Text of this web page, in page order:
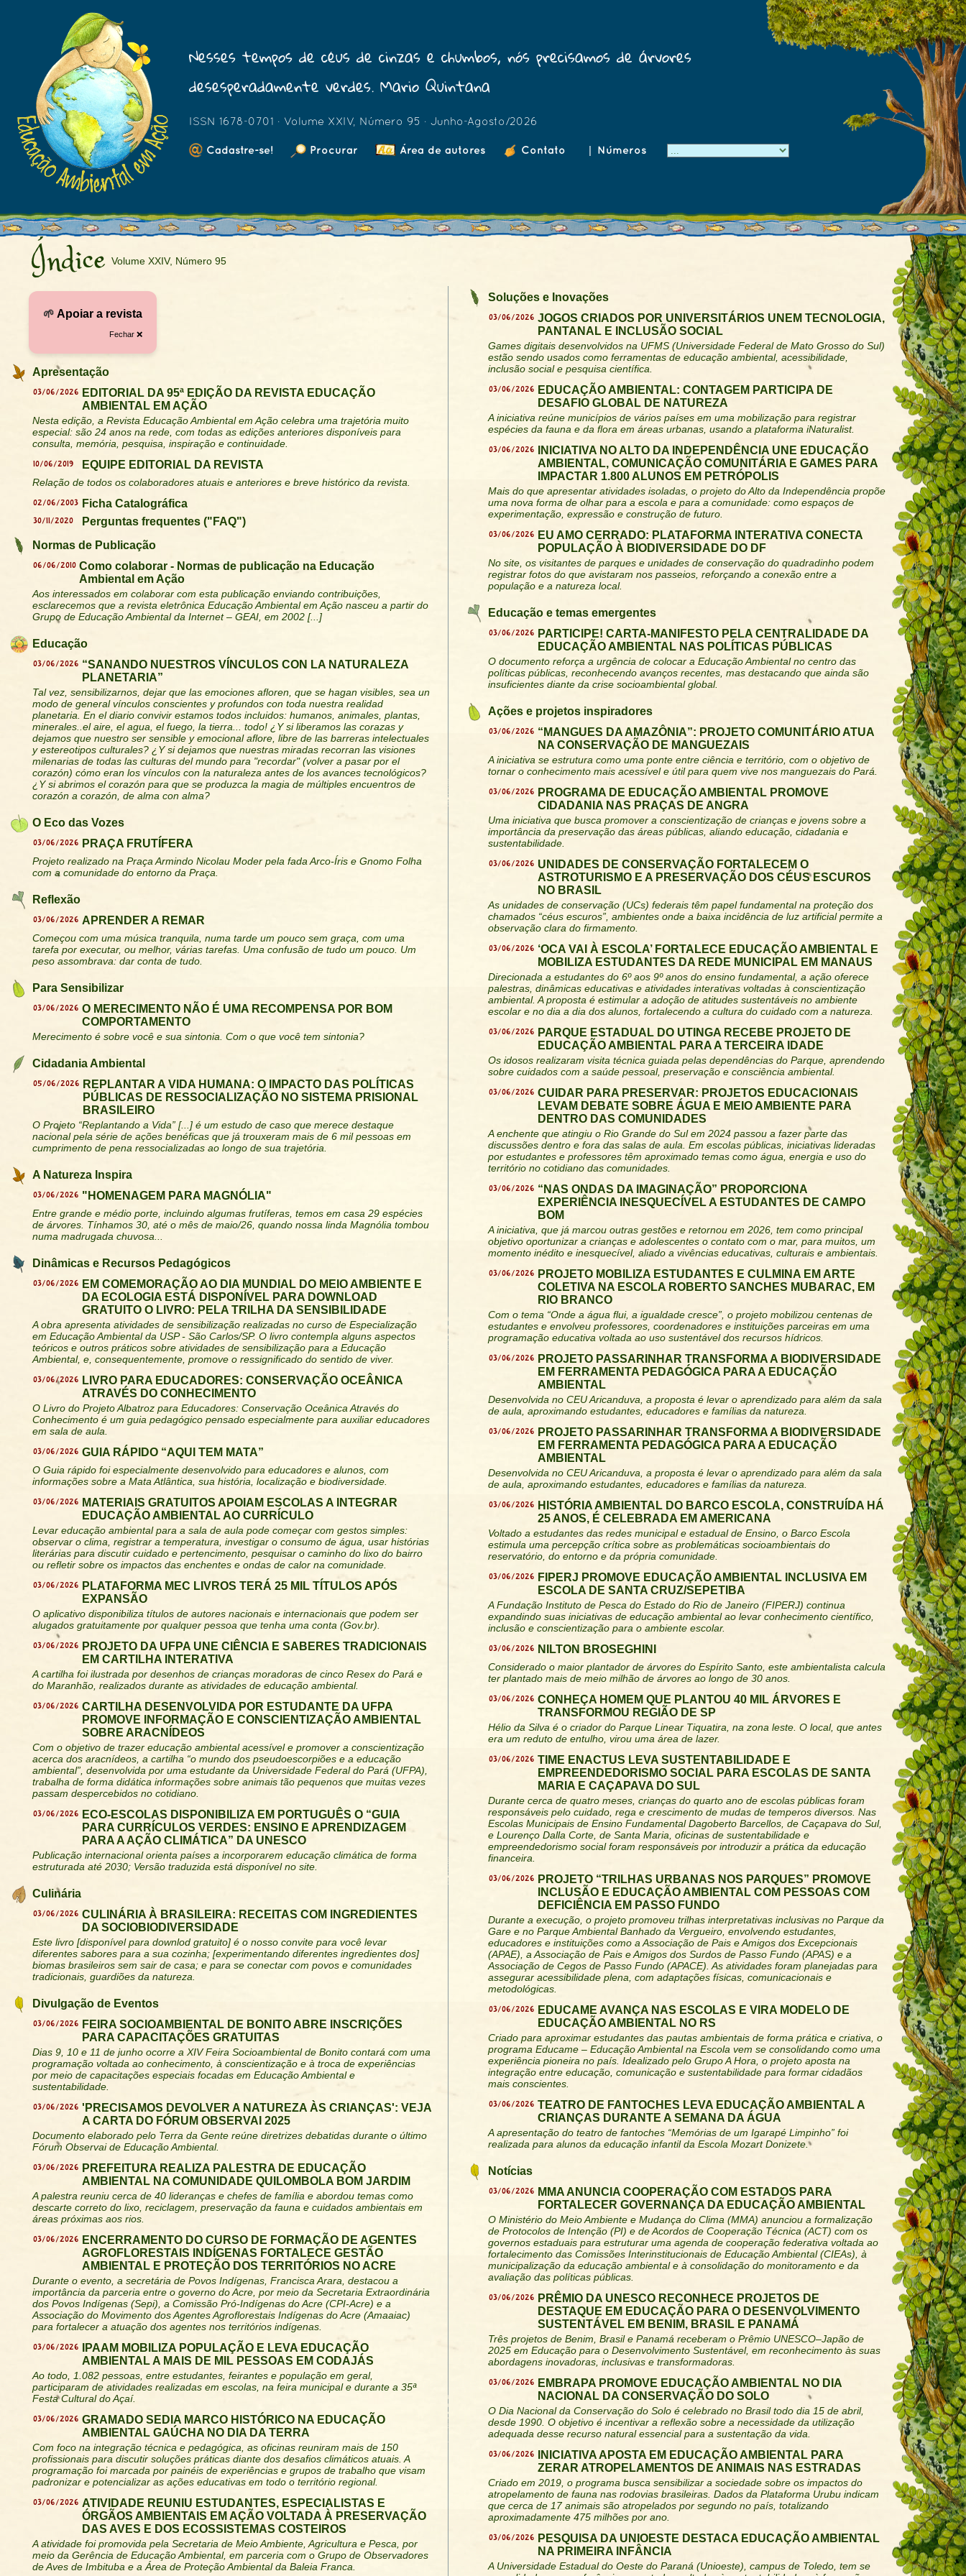
Nesses tempos de céus de cinzas e chumbos, nós precisamos de árvores
desesperadamente verdes. Mario Quintana
ISSN 1678-0701 · Volume XXIV, Número 95 · Junho-Agosto/2026
Cadastre-se! Procurar Área de autores Contato | Números
Índice Volume XXIV, Número 95
🌱 Apoiar a revista
Fechar ❌
Apresentação
03/06/2026 EDITORIAL DA 95ª EDIÇÃO DA REVISTA EDUCAÇÃO
AMBIENTAL EM AÇÃO
Nesta edição, a Revista Educação Ambiental em Ação celebra uma trajetória muito
especial: são 24 anos na rede, com todas as edições anteriores disponíveis para
consulta, memória, pesquisa, inspiração e continuidade.
10/06/2019 EQUIPE EDITORIAL DA REVISTA
Relação de todos os colaboradores atuais e anteriores e breve histórico da revista.
02/06/2003 Ficha Catalográfica
30/11/2020
Perguntas frequentes ("FAQ")
Normas de Publicação
06/06/2010 Como colaborar - Normas de publicação na Educação
Ambiental em Ação
Aos interessados em colaborar com esta publicação enviando contribuições,
esclarecemos que a revista eletrônica Educação Ambiental em Ação nasceu a partir do
Grupo de Educação Ambiental da Internet – GEAI, em 2002 [...]
Educação
03/06/2026 “SANANDO NUESTROS VÍNCULOS CON LA NATURALEZA
PLANETARIA”
Tal vez, sensibilizarnos, dejar que las emociones afloren, que se hagan visibles, sea un
modo de general vínculos conscientes y profundos con toda nuestra realidad
planetaria. En el diario convivir estamos todos incluidos: humanos, animales, plantas,
minerales..el aire, el agua, el fuego, la tierra... todo! ¿Y si liberamos las corazas y
dejamos que nuestro ser sensible y emocional aflore, libre de las barreras intelectuales
y estereotipos culturales? ¿Y si dejamos que nuestras miradas recorran las visiones
milenarias de todas las culturas del mundo para "recordar" (volver a pasar por el
corazón) cómo eran los vínculos con la naturaleza antes de los avances tecnológicos?
¿Y si abrimos el corazón para que se produzca la magia de múltiples encuentros de
corazón a corazón, de alma con alma?
O Eco das Vozes
03/06/2026 PRAÇA FRUTÍFERA
Projeto realizado na Praça Armindo Nicolau Moder pela fada Arco-Íris e Gnomo Folha
com a comunidade do entorno da Praça.
Reflexão
03/06/2026 APRENDER A REMAR
Começou com uma música tranquila, numa tarde um pouco sem graça, com uma
tarefa por executar, ou melhor, várias tarefas. Uma confusão de tudo um pouco. Um
peso assombrava: dar conta de tudo.
Para Sensibilizar
03/06/2026 O MERECIMENTO NÃO É UMA RECOMPENSA POR BOM
COMPORTAMENTO
Merecimento é sobre você e sua sintonia. Com o que você tem sintonia?
Cidadania Ambiental
05/06/2026 REPLANTAR A VIDA HUMANA: O IMPACTO DAS POLÍTICAS
PÚBLICAS DE RESSOCIALIZAÇÃO NO SISTEMA PRISIONAL
BRASILEIRO
O Projeto “Replantando a Vida” [...] é um estudo de caso que merece destaque
nacional pela série de ações benéficas que já trouxeram mais de 6 mil pessoas em
cumprimento de pena ressocializadas ao longo de sua trajetória.
A Natureza Inspira
03/06/2026 "HOMENAGEM PARA MAGNÓLIA"
Entre grande e médio porte, incluindo algumas frutíferas, temos em casa 29 espécies
de árvores. Tínhamos 30, até o mês de maio/26, quando nossa linda Magnólia tombou
numa madrugada chuvosa...
Dinâmicas e Recursos Pedagógicos
03/06/2026 EM COMEMORAÇÃO AO DIA MUNDIAL DO MEIO AMBIENTE E
DA ECOLOGIA ESTÁ DISPONÍVEL PARA DOWNLOAD
GRATUITO O LIVRO: PELA TRILHA DA SENSIBILIDADE
A obra apresenta atividades de sensibilização realizadas no curso de Especialização
em Educação Ambiental da USP - São Carlos/SP. O livro contempla alguns aspectos
teóricos e outros práticos sobre atividades de sensibilização para a Educação
Ambiental, e, consequentemente, promove o ressignificado do sentido de viver.
03/06/2026 LIVRO PARA EDUCADORES: CONSERVAÇÃO OCEÂNICA
ATRAVÉS DO CONHECIMENTO
O Livro do Projeto Albatroz para Educadores: Conservação Oceânica Através do
Conhecimento é um guia pedagógico pensado especialmente para auxiliar educadores
em sala de aula.
03/06/2026 GUIA RÁPIDO “AQUI TEM MATA”
O Guia rápido foi especialmente desenvolvido para educadores e alunos, com
informações sobre a Mata Atlântica, sua história, localização e biodiversidade.
03/06/2026 MATERIAIS GRATUITOS APOIAM ESCOLAS A INTEGRAR
EDUCAÇÃO AMBIENTAL AO CURRÍCULO
Levar educação ambiental para a sala de aula pode começar com gestos simples:
observar o clima, registrar a temperatura, investigar o consumo de água, usar histórias
literárias para discutir cuidado e pertencimento, pesquisar o caminho do lixo do bairro
ou refletir sobre os impactos das enchentes e ondas de calor na comunidade.
03/06/2026 PLATAFORMA MEC LIVROS TERÁ 25 MIL TÍTULOS APÓS
EXPANSÃO
O aplicativo disponibiliza títulos de autores nacionais e internacionais que podem ser
alugados gratuitamente por qualquer pessoa que tenha uma conta (Gov.br).
03/06/2026 PROJETO DA UFPA UNE CIÊNCIA E SABERES TRADICIONAIS
EM CARTILHA INTERATIVA
A cartilha foi ilustrada por desenhos de crianças moradoras de cinco Resex do Pará e
do Maranhão, realizados durante as atividades de educação ambiental.
03/06/2026 CARTILHA DESENVOLVIDA POR ESTUDANTE DA UFPA
PROMOVE INFORMAÇÃO E CONSCIENTIZAÇÃO AMBIENTAL
SOBRE ARACNÍDEOS
Com o objetivo de trazer educação ambiental acessível e promover a conscientização
acerca dos aracnídeos, a cartilha “o mundo dos pseudoescorpiões e a educação
ambiental”, desenvolvida por uma estudante da Universidade Federal do Pará (UFPA),
trabalha de forma didática informações sobre animais tão pequenos que muitas vezes
passam despercebidos no cotidiano.
03/06/2026 ECO-ESCOLAS DISPONIBILIZA EM PORTUGUÊS O “GUIA
PARA CURRÍCULOS VERDES: ENSINO E APRENDIZAGEM
PARA A AÇÃO CLIMÁTICA” DA UNESCO
Publicação internacional orienta países a incorporarem educação climática de forma
estruturada até 2030; Versão traduzida está disponível no site.
Culinária
03/06/2026 CULINÁRIA À BRASILEIRA: RECEITAS COM INGREDIENTES
DA SOCIOBIODIVERSIDADE
Este livro [disponível para downlod gratuito] é o nosso convite para você levar
diferentes sabores para a sua cozinha; [experimentando diferentes ingredientes dos]
biomas brasileiros sem sair de casa; e para se conectar com povos e comunidades
tradicionais, guardiões da natureza.
Divulgação de Eventos
03/06/2026 FEIRA SOCIOAMBIENTAL DE BONITO ABRE INSCRIÇÕES
PARA CAPACITAÇÕES GRATUITAS
Dias 9, 10 e 11 de junho ocorre a XIV Feira Socioambiental de Bonito contará com uma
programação voltada ao conhecimento, à conscientização e à troca de experiências
por meio de capacitações especiais focadas em Educação Ambiental e
sustentabilidade.
03/06/2026 'PRECISAMOS DEVOLVER A NATUREZA ÀS CRIANÇAS': VEJA
A CARTA DO FÓRUM OBSERVAI 2025
Documento elaborado pelo Terra da Gente reúne diretrizes debatidas durante o último
Fórum Observai de Educação Ambiental.
03/06/2026 PREFEITURA REALIZA PALESTRA DE EDUCAÇÃO
AMBIENTAL NA COMUNIDADE QUILOMBOLA BOM JARDIM
A palestra reuniu cerca de 40 lideranças e chefes de família e abordou temas como
descarte correto do lixo, reciclagem, preservação da fauna e cuidados ambientais em
áreas próximas aos rios.
03/06/2026 ENCERRAMENTO DO CURSO DE FORMAÇÃO DE AGENTES
AGROFLORESTAIS INDÍGENAS FORTALECE GESTÃO
AMBIENTAL E PROTEÇÃO DOS TERRITÓRIOS NO ACRE
Durante o evento, a secretária de Povos Indígenas, Francisca Arara, destacou a
importância da parceria entre o governo do Acre, por meio da Secretaria Extraordinária
dos Povos Indígenas (Sepi), a Comissão Pró-Indígenas do Acre (CPI-Acre) e a
Associação do Movimento dos Agentes Agroflorestais Indígenas do Acre (Amaaiac)
para fortalecer a atuação dos agentes nos territórios indígenas.
03/06/2026
IPAAM MOBILIZA POPULAÇÃO E LEVA EDUCAÇÃO
AMBIENTAL A MAIS DE MIL PESSOAS EM CODAJÁS
Ao todo, 1.082 pessoas, entre estudantes, feirantes e população em geral,
participaram de atividades realizadas em escolas, na feira municipal e durante a 35ª
Festa Cultural do Açaí.
03/06/2026 GRAMADO SEDIA MARCO HISTÓRICO NA EDUCAÇÃO
AMBIENTAL GAÚCHA NO DIA DA TERRA
Com foco na integração técnica e pedagógica, as oficinas reuniram mais de 150
profissionais para discutir soluções práticas diante dos desafios climáticos atuais. A
programação foi marcada por painéis de experiências e grupos de trabalho que visam
padronizar e potencializar as ações educativas em todo o território regional.
03/06/2026 ATIVIDADE REUNIU ESTUDANTES, ESPECIALISTAS E
ÓRGÃOS AMBIENTAIS EM AÇÃO VOLTADA À PRESERVAÇÃO
DAS AVES E DOS ECOSSISTEMAS COSTEIROS
A atividade foi promovida pela Secretaria de Meio Ambiente, Agricultura e Pesca, por
meio da Gerência de Educação Ambiental, em parceria com o Grupo de Observadores
de Aves de Imbituba e a Área de Proteção Ambiental da Baleia Franca.
Soluções e Inovações
03/06/2026 JOGOS CRIADOS POR UNIVERSITÁRIOS UNEM TECNOLOGIA,
PANTANAL E INCLUSÃO SOCIAL
Games digitais desenvolvidos na UFMS (Universidade Federal de Mato Grosso do Sul)
estão sendo usados como ferramentas de educação ambiental, acessibilidade,
inclusão social e pesquisa científica.
03/06/2026 EDUCAÇÃO AMBIENTAL: CONTAGEM PARTICIPA DE
DESAFIO GLOBAL DE NATUREZA
A iniciativa reúne municípios de vários países em uma mobilização para registrar
espécies da fauna e da flora em áreas urbanas, usando a plataforma iNaturalist.
03/06/2026
INICIATIVA NO ALTO DA INDEPENDÊNCIA UNE EDUCAÇÃO
AMBIENTAL, COMUNICAÇÃO COMUNITÁRIA E GAMES PARA
IMPACTAR 1.800 ALUNOS EM PETRÓPOLIS
Mais do que apresentar atividades isoladas, o projeto do Alto da Independência propõe
uma nova forma de olhar para a escola e para a comunidade: como espaços de
experimentação, expressão e construção de futuro.
03/06/2026 EU AMO CERRADO: PLATAFORMA INTERATIVA CONECTA
POPULAÇÃO À BIODIVERSIDADE DO DF
No site, os visitantes de parques e unidades de conservação do quadradinho podem
registrar fotos do que avistaram nos passeios, reforçando a conexão entre a
população e a natureza local.
Educação e temas emergentes
03/06/2026 PARTICIPE! CARTA-MANIFESTO PELA CENTRALIDADE DA
EDUCAÇÃO AMBIENTAL NAS POLÍTICAS PÚBLICAS
O documento reforça a urgência de colocar a Educação Ambiental no centro das
políticas públicas, reconhecendo avanços recentes, mas destacando que ainda são
insuficientes diante da crise socioambiental global.
Ações e projetos inspiradores
03/06/2026 “MANGUES DA AMAZÔNIA”: PROJETO COMUNITÁRIO ATUA
NA CONSERVAÇÃO DE MANGUEZAIS
A iniciativa se estrutura como uma ponte entre ciência e território, com o objetivo de
tornar o conhecimento mais acessível e útil para quem vive nos manguezais do Pará.
03/06/2026 PROGRAMA DE EDUCAÇÃO AMBIENTAL PROMOVE
CIDADANIA NAS PRAÇAS DE ANGRA
Uma iniciativa que busca promover a conscientização de crianças e jovens sobre a
importância da preservação das áreas públicas, aliando educação, cidadania e
sustentabilidade.
03/06/2026 UNIDADES DE CONSERVAÇÃO FORTALECEM O
ASTROTURISMO E A PRESERVAÇÃO DOS CÉUS ESCUROS
NO BRASIL
As unidades de conservação (UCs) federais têm papel fundamental na proteção dos
chamados “céus escuros”, ambientes onde a baixa incidência de luz artificial permite a
observação clara do firmamento.
03/06/2026 ‘OCA VAI À ESCOLA’ FORTALECE EDUCAÇÃO AMBIENTAL E
MOBILIZA ESTUDANTES DA REDE MUNICIPAL EM MANAUS
Direcionada a estudantes do 6º aos 9º anos do ensino fundamental, a ação oferece
palestras, dinâmicas educativas e atividades interativas voltadas à conscientização
ambiental. A proposta é estimular a adoção de atitudes sustentáveis no ambiente
escolar e no dia a dia dos alunos, fortalecendo a cultura do cuidado com a natureza.
03/06/2026 PARQUE ESTADUAL DO UTINGA RECEBE PROJETO DE
EDUCAÇÃO AMBIENTAL PARA A TERCEIRA IDADE
Os idosos realizaram visita técnica guiada pelas dependências do Parque, aprendendo
sobre cuidados com a saúde pessoal, preservação e consciência ambiental.
03/06/2026 CUIDAR PARA PRESERVAR: PROJETOS EDUCACIONAIS
LEVAM DEBATE SOBRE ÁGUA E MEIO AMBIENTE PARA
DENTRO DAS COMUNIDADES
A enchente que atingiu o Rio Grande do Sul em 2024 passou a fazer parte das
discussões dentro e fora das salas de aula. Em escolas públicas, iniciativas lideradas
por estudantes e professores têm aproximado temas como água, energia e uso do
território no cotidiano das comunidades.
03/06/2026 “NAS ONDAS DA IMAGINAÇÃO” PROPORCIONA
EXPERIÊNCIA INESQUECÍVEL A ESTUDANTES DE CAMPO
BOM
A iniciativa, que já marcou outras gestões e retornou em 2026, tem como principal
objetivo oportunizar a crianças e adolescentes o contato com o mar, para muitos, um
momento inédito e inesquecível, aliado a vivências educativas, culturais e ambientais.
03/06/2026 PROJETO MOBILIZA ESTUDANTES E CULMINA EM ARTE
COLETIVA NA ESCOLA ROBERTO SANCHES MUBARAC, EM
RIO BRANCO
Com o tema “Onde a água flui, a igualdade cresce”, o projeto mobilizou centenas de
estudantes e envolveu professores, coordenadores e instituições parceiras em uma
programação educativa voltada ao uso sustentável dos recursos hídricos.
03/06/2026 PROJETO PASSARINHAR TRANSFORMA A BIODIVERSIDADE
EM FERRAMENTA PEDAGÓGICA PARA A EDUCAÇÃO
AMBIENTAL
Desenvolvida no CEU Aricanduva, a proposta é levar o aprendizado para além da sala
de aula, aproximando estudantes, educadores e famílias da natureza.
03/06/2026 PROJETO PASSARINHAR TRANSFORMA A BIODIVERSIDADE
EM FERRAMENTA PEDAGÓGICA PARA A EDUCAÇÃO
AMBIENTAL
Desenvolvida no CEU Aricanduva, a proposta é levar o aprendizado para além da sala
de aula, aproximando estudantes, educadores e famílias da natureza.
03/06/2026 HISTÓRIA AMBIENTAL DO BARCO ESCOLA, CONSTRUÍDA HÁ
25 ANOS, É CELEBRADA EM AMERICANA
Voltado a estudantes das redes municipal e estadual de Ensino, o Barco Escola
estimula uma percepção crítica sobre as problemáticas socioambientais do
reservatório, do entorno e da própria comunidade.
03/06/2026 FIPERJ PROMOVE EDUCAÇÃO AMBIENTAL INCLUSIVA EM
ESCOLA DE SANTA CRUZ/SEPETIBA
A Fundação Instituto de Pesca do Estado do Rio de Janeiro (FIPERJ) continua
expandindo suas iniciativas de educação ambiental ao levar conhecimento científico,
inclusão e conscientização para o ambiente escolar.
03/06/2026 NILTON BROSEGHINI
Considerado o maior plantador de árvores do Espírito Santo, este ambientalista calcula
ter plantado mais de meio milhão de árvores ao longo de 30 anos.
03/06/2026 CONHEÇA HOMEM QUE PLANTOU 40 MIL ÁRVORES E
TRANSFORMOU REGIÃO DE SP
Hélio da Silva é o criador do Parque Linear Tiquatira, na zona leste. O local, que antes
era um reduto de entulho, virou uma área de lazer.
03/06/2026 TIME ENACTUS LEVA SUSTENTABILIDADE E
EMPREENDEDORISMO SOCIAL PARA ESCOLAS DE SANTA
MARIA E CAÇAPAVA DO SUL
Durante cerca de quatro meses, crianças do quarto ano de escolas públicas foram
responsáveis pelo cuidado, rega e crescimento de mudas de temperos diversos. Nas
Escolas Municipais de Ensino Fundamental Dagoberto Barcellos, de Caçapava do Sul,
e Lourenço Dalla Corte, de Santa Maria, oficinas de sustentabilidade e
empreendedorismo social foram responsáveis por introduzir a prática da educação
financeira.
03/06/2026 PROJETO “TRILHAS URBANAS NOS PARQUES” PROMOVE
INCLUSÃO E EDUCAÇÃO AMBIENTAL COM PESSOAS COM
DEFICIÊNCIA EM PASSO FUNDO
Durante a execução, o projeto promoveu trilhas interpretativas inclusivas no Parque da
Gare e no Parque Ambiental Banhado da Vergueiro, envolvendo estudantes,
educadores e instituições como a Associação de Pais e Amigos dos Excepcionais
(APAE), a Associação de Pais e Amigos dos Surdos de Passo Fundo (APAS) e a
Associação de Cegos de Passo Fundo (APACE). As atividades foram planejadas para
assegurar acessibilidade plena, com adaptações físicas, comunicacionais e
metodológicas.
03/06/2026 EDUCAME AVANÇA NAS ESCOLAS E VIRA MODELO DE
EDUCAÇÃO AMBIENTAL NO RS
Criado para aproximar estudantes das pautas ambientais de forma prática e criativa, o
programa Educame – Educação Ambiental na Escola vem se consolidando como uma
experiência pioneira no país. Idealizado pelo Grupo A Hora, o projeto aposta na
integração entre educação, comunicação e sustentabilidade para formar cidadãos
mais conscientes.
03/06/2026 TEATRO DE FANTOCHES LEVA EDUCAÇÃO AMBIENTAL A
CRIANÇAS DURANTE A SEMANA DA ÁGUA
A apresentação do teatro de fantoches “Memórias de um Igarapé Limpinho” foi
realizada para alunos da educação infantil da Escola Mozart Donizete.
Notícias
03/06/2026 MMA ANUNCIA COOPERAÇÃO COM ESTADOS PARA
FORTALECER GOVERNANÇA DA EDUCAÇÃO AMBIENTAL
O Ministério do Meio Ambiente e Mudança do Clima (MMA) anunciou a formalização
de Protocolos de Intenção (PI) e de Acordos de Cooperação Técnica (ACT) com os
governos estaduais para estruturar uma agenda de cooperação federativa voltada ao
fortalecimento das Comissões Interinstitucionais de Educação Ambiental (CIEAs), à
municipalização da educação ambiental e à consolidação do monitoramento e da
avaliação das políticas públicas.
03/06/2026 PRÊMIO DA UNESCO RECONHECE PROJETOS DE
DESTAQUE EM EDUCAÇÃO PARA O DESENVOLVIMENTO
SUSTENTÁVEL EM BENIM, BRASIL E PANAMÁ
Três projetos de Benim, Brasil e Panamá receberam o Prêmio UNESCO–Japão de
2025 em Educação para o Desenvolvimento Sustentável, em reconhecimento às suas
abordagens inovadoras, inclusivas e transformadoras.
03/06/2026 EMBRAPA PROMOVE EDUCAÇÃO AMBIENTAL NO DIA
NACIONAL DA CONSERVAÇÃO DO SOLO
O Dia Nacional da Conservação do Solo é celebrado no Brasil todo dia 15 de abril,
desde 1990. O objetivo é incentivar a reflexão sobre a necessidade da utilização
adequada desse recurso natural essencial para a sustentação da vida.
03/06/2026
INICIATIVA APOSTA EM EDUCAÇÃO AMBIENTAL PARA
ZERAR ATROPELAMENTOS DE ANIMAIS NAS ESTRADAS
Criado em 2019, o programa busca sensibilizar a sociedade sobre os impactos do
atropelamento de fauna nas rodovias brasileiras. Dados da Plataforma Urubu indicam
que cerca de 17 animais são atropelados por segundo no país, totalizando
aproximadamente 475 milhões por ano.
03/06/2026 PESQUISA DA UNIOESTE DESTACA EDUCAÇÃO AMBIENTAL
NA PRIMEIRA INFÂNCIA
A Universidade Estadual do Oeste do Paraná (Unioeste), campus de Toledo, tem se